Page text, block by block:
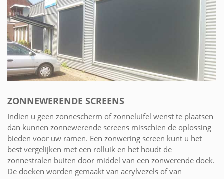
ZONNEWERENDE SCREENS
Indien u geen zonnescherm of zonneluifel wenst te plaatsen
dan kunnen zonnewerende screens misschien de oplossing
bieden voor uw ramen. Een zonwering screen kunt u het
best vergelijken met een rolluik en het houdt de
zonnestralen buiten door middel van een zonwerende doek.
De doeken worden gemaakt van acrylvezels of van